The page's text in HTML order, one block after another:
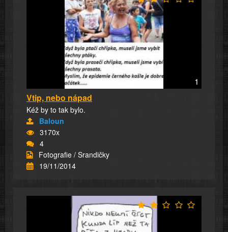
1
Vtip, nebo nápad
Kéž by to tak bylo.
Baloun
3170x
4
Fotografie / Srandičky
19/11/2014